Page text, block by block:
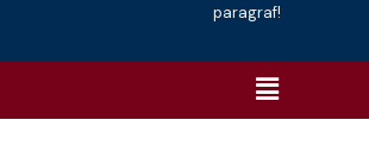
paragraf!
Menu